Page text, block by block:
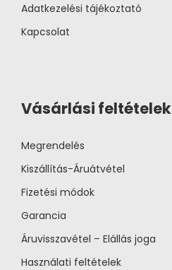
Adatkezelési tájékoztató
Kapcsolat
Vásárlási feltételek
Megrendelés
Kiszállítás-Áruátvétel
Fizetési módok
Garancia
Áruvisszavétel – Elállás joga
Használati feltételek